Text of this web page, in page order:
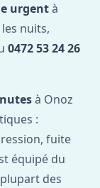
urgentà
nuits,
0472 53 24 26
à Onoz
:
fuite
équipé du
des